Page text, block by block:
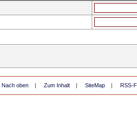
Nach oben | Zum Inhalt | SiteMap | RSS-